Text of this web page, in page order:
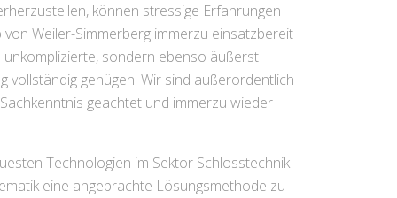
können stressige Erfahrungen
Weiler-Simmerberg immerzu einsatzbereit
sondern ebenso äußerst
genügen. Wir sind außerordentlich
geachtet und immerzu wieder
Technologien im Sektor Schlosstechnik
eine angebrachte Lösungsmethode zu